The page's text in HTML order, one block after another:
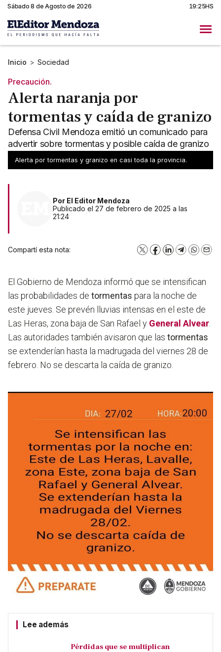
Sábado 8 de Agosto de 2026 19:25HS
Inicio > Sociedad
Precaución.
Alerta naranja por
tormentas y caída de granizo
Defensa Civil Mendoza emitió un comunicado para
advertir sobre tormentas y posible caída de granizo
en algunas zonas de Mendoza
Alerta por tormentas y granizo en casi toda la provincia.
Por El Editor Mendoza
Publicado el 27 de febrero de 2025 a las
21:24
Compartí esta nota: X Facebook
LinkedInTelegram
El Gobierno de Mendoza informó que se intensifican
las probabilidades de tormentas para la noche de
este jueves. Se prevén lluvias intensas en el este de
Las Heras, zona baja de San Rafael y General Alvear
Las autoridades también avisaron que las tormentas
se extenderían hasta la madrugada del viernes 28 de
febrero. No se descarta la caída de granizo
Lee además
Pérdidas que se multiplican